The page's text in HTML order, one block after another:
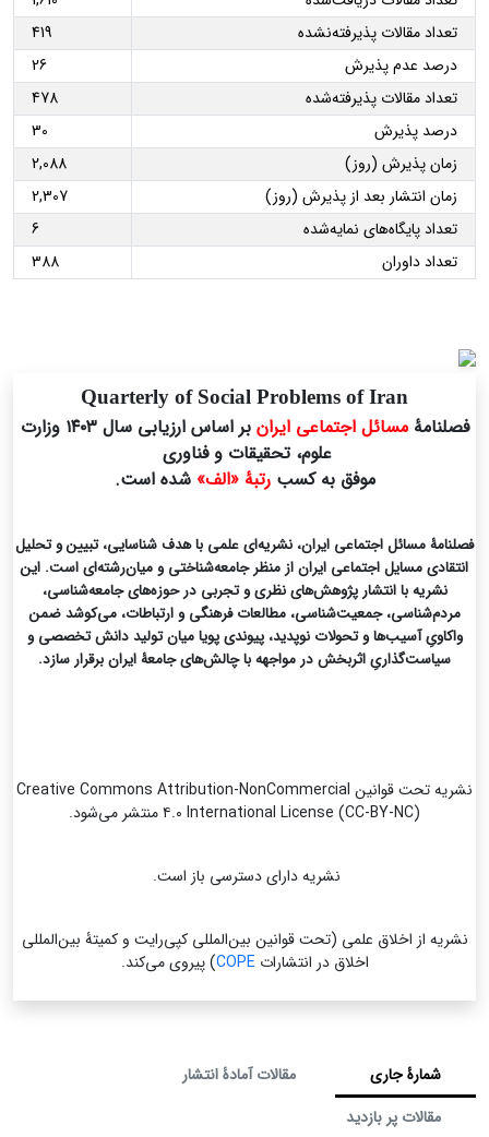
تعداد مقالات پذیرفته‌نشده
419
درصد عدم پذیرش
26
تعداد مقالات پذیرفته‌شده
478
درصد پذیرش
30
زمان پذیرش (روز)
2,088
زمان انتشار بعد از پذیرش (روز)
2,307
تعداد پایگاه‌های نمایه‌شده
6
تعداد داوران
388
فصلنامۀمسائل اجتماعی ایران
بر اساس ارزیابی سال ۱۴۰۳ وزارت
علوم، تحقیقات و فناوری
موفق به کسب رتبۀ «الف» شده است.
فصلنامۀ مسائل اجتماعی ایران، نشریه‌ای علمی با هدف شناسایی، تبیین و تحلیل
انتقادی مسایل اجتماعی ایران از منظر جامعه‌شناختی و میان‌رشته‌ای است. این
نشریه با انتشار پژوهش‌های نظری و تجربی در حوزه‌های جامعه‌شناسی،
مردم‌شناسی، جمعیت‌شناسی، مطالعات فرهنگی و ارتباطات، می‌کوشد ضمن
واکاویِ آسیب‌ها و تحولات نوپدید، پیوندی پویا میان تولید دانش تخصصی و
سیاست‌گذاریِ اثربخش در مواجهه با چالش‌های جامعۀ ایران برقرار سازد.
نشریه تحت قوانین Creative Commons Attribution-NonCommercial
۴.۰ International License (CC-BY-NC) منتشر می‌شود.
نشریه دارای دسترسی باز است.
نشریه از اخلاق علمی (تحت قوانین بین‌المللی کپی‌رایت و کمیتۀ بین‌المللی
اخلاق در انتشارات COPE) پیروی می‌کند.
شمارۀ جاری
مقالات آمادۀ انتشار
مقالات پر بازدید